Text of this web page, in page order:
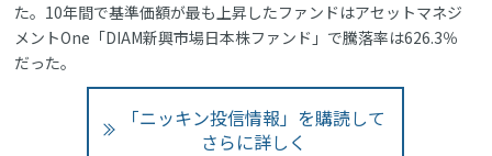
た。10年間で基準価額が最も上昇したファンドはアセットマネジ
メントOne「DIAM新興市場日本株ファンド」で騰落率は626.3％
だった。
「ニッキン投信情報」を購読して
さらに詳しく